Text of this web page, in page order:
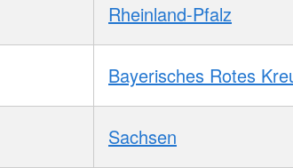
Rheinland-Pfalz
Bayerisches Rotes
Sachsen